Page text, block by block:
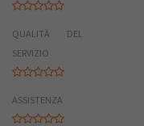
QUALITÀ DEL
SERVIZIO
ASSISTENZA